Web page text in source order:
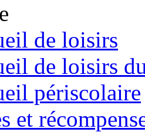
de loisirs
de loisirs
périscolaire
et